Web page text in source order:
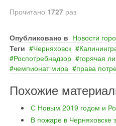
Прочитано 1727 раз
Опубликовано в Новости
Теги
Черняховск
Роспотребнадзор
горячая
чемпионат мира
права
Похожие
С Новым 2019 годом и
В пожаре в Черняховске